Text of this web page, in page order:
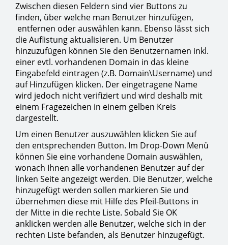
Zwischen diesen Feldern sind vier Buttons zu
finden, über welche man Benutzer hinzufügen,
entfernen oder auswählen kann. Ebenso lässt sich
die Auflistung aktualisieren. Um Benutzer
hinzuzufügen können Sie den Benutzernamen inkl.
einer evtl. vorhandenen Domain in das kleine
Eingabefeld eintragen (z.B. Domain\Username) und
auf Hinzufügen klicken. Der eingetragene Name
wird jedoch nicht verifiziert und wird deshalb mit
einem Fragezeichen in einem gelben Kreis
dargestellt.
Um einen Benutzer auszuwählen klicken Sie auf
den entsprechenden Button. Im Drop-Down Menü
können Sie eine vorhandene Domain auswählen,
wonach Ihnen alle vorhandenen Benutzer auf der
linken Seite angezeigt werden. Die Benutzer, welche
hinzugefügt werden sollen markieren Sie und
übernehmen diese mit Hilfe des Pfeil-Buttons in
der Mitte in die rechte Liste. Sobald Sie OK
anklicken werden alle Benutzer, welche sich in der
rechten Liste befanden, als Benutzer hinzugefügt.